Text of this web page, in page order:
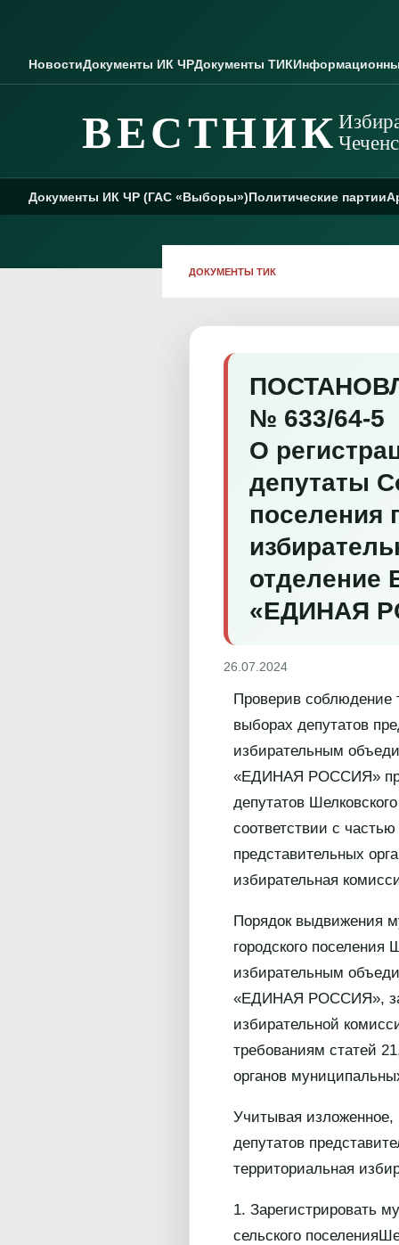
НовостиДокументы ИК ЧРДокументы ТИК
ВЕСТНИК
Документы ИК ЧР (ГАС «Выборы»)Политические партии
ДОКУМЕНТЫ ТИК
№ 633/64-5
О
депутаты
поселения
отделение
«ЕДИНАЯ
26.07.2024
Проверив соблюдение
выборах депутатов
избирательным
«ЕДИНАЯ РОССИЯ» при
депутатов
соответствии с
представительных
избирательная
Порядок выдвижения
городского поселения
избирательным
«ЕДИНАЯ РОССИЯ»,
избирательной
требованиям статей
органов
Учитывая изложенное,
депутатов
территориальная
1. Зарегистрировать
сельского